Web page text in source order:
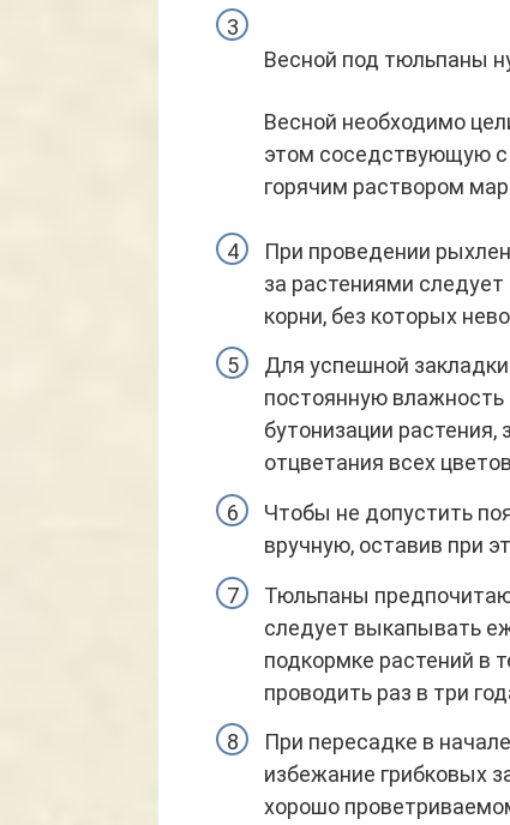
Весной под тюльпаны
Весной необходимо
этом соседствующую с
горячим раствором
При проведении
за растениями
корни, без которых
Для успешной
постоянную
бутонизации растения,
отцветания всех
Чтобы не допустить
вручную, оставив при
Тюльпаны
следует выкапывать
подкормке растений в
проводить раз в три
При пересадке в
избежание грибковых
хорошо